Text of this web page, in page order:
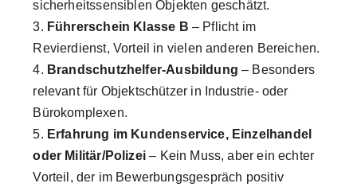
sicherheitssensiblen Objekten geschätzt.
Führerschein Klasse B – Pflicht im
Revierdienst, Vorteil in vielen anderen Bereichen.
Brandschutzhelfer-Ausbildung – Besonders
relevant für Objektschützer in Industrie- oder
Bürokomplexen.
Erfahrung im Kundenservice, Einzelhandel
oder Militär/Polizei– Kein Muss, aber ein echter
Vorteil, der im Bewerbungsgespräch positiv